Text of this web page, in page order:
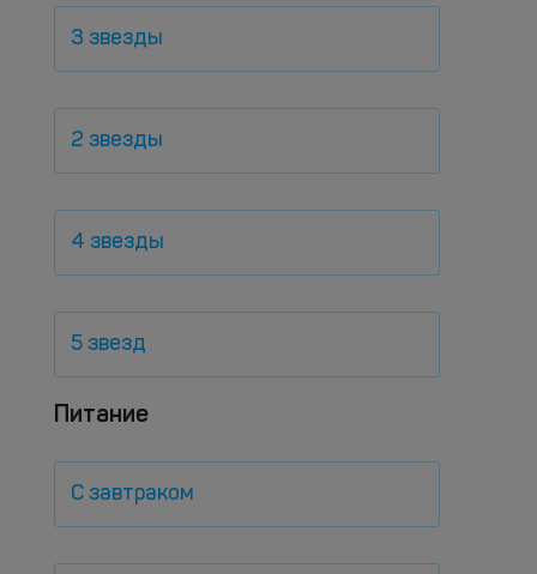
3 звезды
2 звезды
4 звезды
5 звезд
Питание
С завтраком